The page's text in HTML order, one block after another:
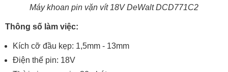
Máy khoan pin vặn vít 18V DeWalt DCD771C2
Thông số làm việc:
Kích cỡ đầu kẹp: 1,5mm - 13mm
Điện thế pin: 18V